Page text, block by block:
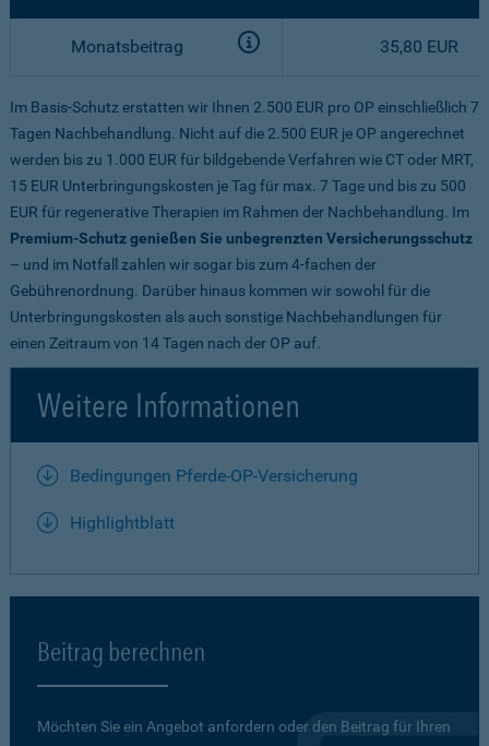
Monatsbeitrag 35,80 EUR
Im Basis-Schutz erstatten wir Ihnen 2.500 EUR pro OP einschließlich 7
Tagen Nachbehandlung. Nicht auf die 2.500 EUR je OP angerechnet
werden bis zu 1.000 EUR für bildgebende Verfahren wie CT oder MRT,
15 EUR Unterbringungskosten je Tag für max. 7 Tage und bis zu 500
EUR für regenerative Therapien im Rahmen der Nachbehandlung. Im
Premium-Schutz genießen Sie unbegrenzten Versicherungsschutz
– und im Notfall zahlen wir sogar bis zum 4-fachen der
Gebührenordnung. Darüber hinaus kommen wir sowohl für die
Unterbringungskosten als auch sonstige Nachbehandlungen für
einen Zeitraum von 14 Tagen nach der OP auf.
Weitere Informationen
Bedingungen Pferde-OP-Versicherung
Highlightblatt
Beitrag berechnen
Möchten Sie ein Angebot anfordern oder den Beitrag für Ihren